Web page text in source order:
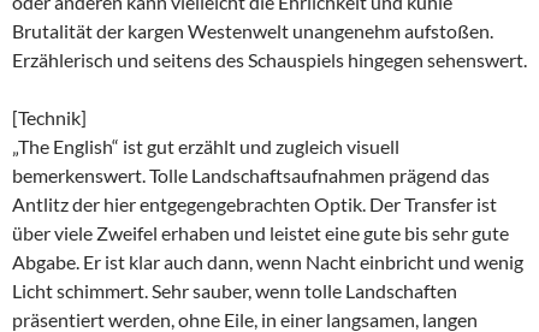
Brutalität der kargen Westenwelt unangenehm aufstoßen.
Erzählerisch und seitens des Schauspiels hingegen sehenswert.
[Technik]
„The English“ ist gut erzählt und zugleich visuell
bemerkenswert. Tolle Landschaftsaufnahmen prägend das
Antlitz der hier entgegengebrachten Optik. Der Transfer ist
über viele Zweifel erhaben und leistet eine gute bis sehr gute
Abgabe. Er ist klar auch dann, wenn Nacht einbricht und wenig
Licht schimmert. Sehr sauber, wenn tolle Landschaften
präsentiert werden, ohne Eile, in einer langsamen, langen